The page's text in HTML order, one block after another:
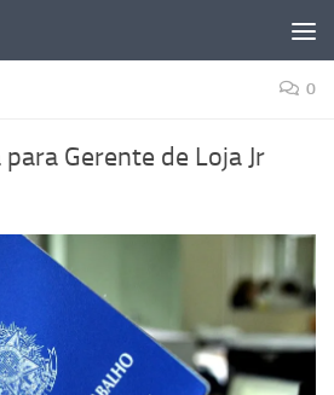
0
Gerente de Loja Jr